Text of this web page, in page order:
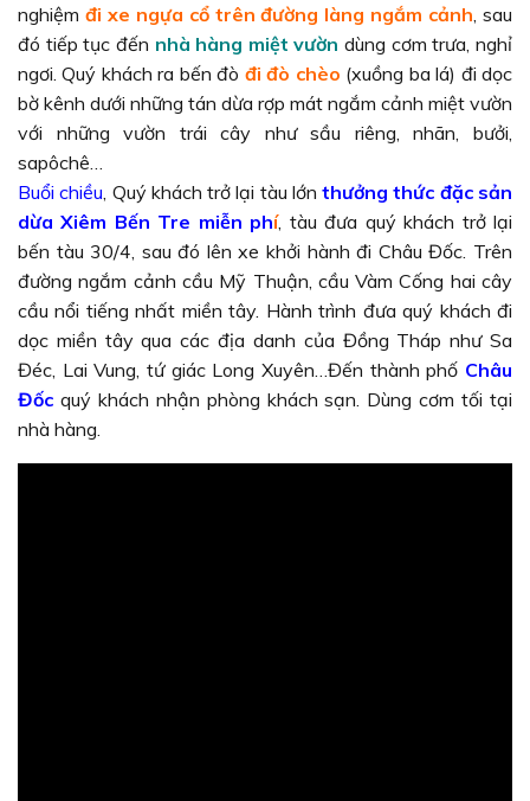
nghiệm đi xe ngựa cổ trên đường làng ngắm cảnh, sau
đó tiếp tục đến nhà hàng miệt vườn dùng cơm trưa, nghỉ
ngơi. Quý khách ra bến đò đi đò chèo (xuồng ba lá) đi dọc
bờ kênh dưới những tán dừa rợp mát ngắm cảnh miệt vườn
với những vườn trái cây như sầu riêng, nhãn, bưởi,
sapôchê…
Buổi chiều, Quý khách trở lại tàu lớnthưởng thức đặc sản
dừa Xiêm Bến Tre miễn phí, tàu đưa quý khách trở lại
bến tàu 30/4, sau đó lên xe khởi hành đi Châu Đốc. Trên
đường ngắm cảnh cầu Mỹ Thuận, cầu Vàm Cống hai cây
cầu nổi tiếng nhất miền tây. Hành trình đưa quý khách đi
dọc miền tây qua các địa danh của Đồng Tháp như Sa
Đéc, Lai Vung, tứ giác Long Xuyên…Đến thành phố Châu
Đốc quý khách nhận phòng khách sạn. Dùng cơm tối tại
nhà hàng.